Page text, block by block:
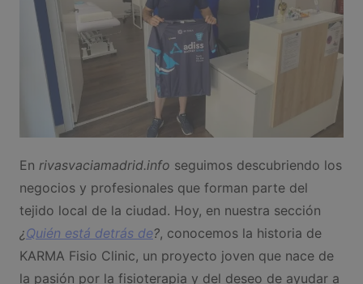
En rivasvaciamadrid.info seguimos descubriendo los
negocios y profesionales que forman parte del
tejido local de la ciudad. Hoy, en nuestra sección
¿Quién está detrás de?, conocemos la historia de
KARMA Fisio Clinic, un proyecto joven que nace de
la pasión por la fisioterapia y del deseo de ayudar a